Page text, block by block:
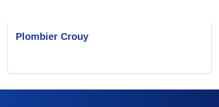
Plombier Crouy